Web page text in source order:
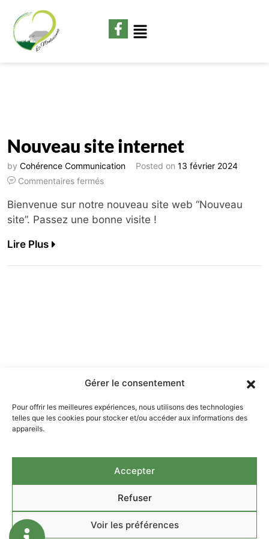
Gérer le consentement
Pour offrir les meilleures expériences, nous utilisons des technologies
telles que les cookies pour stocker et/ou accéder aux informations des
appareils.
Accepter
Refuser
Voir les préférences
Nouveau site internet
by Cohérence Communication Posted on 13 février 2024
Commentaires fermés
Bienvenue sur notre nouveau site web “Nouveau
site”. Passez une bonne visite !
Lire Plus
Menu
Exploitation
Foin
LA MOULESIENNE
Mentions légales
Politique de
confidentialité
Plan du site